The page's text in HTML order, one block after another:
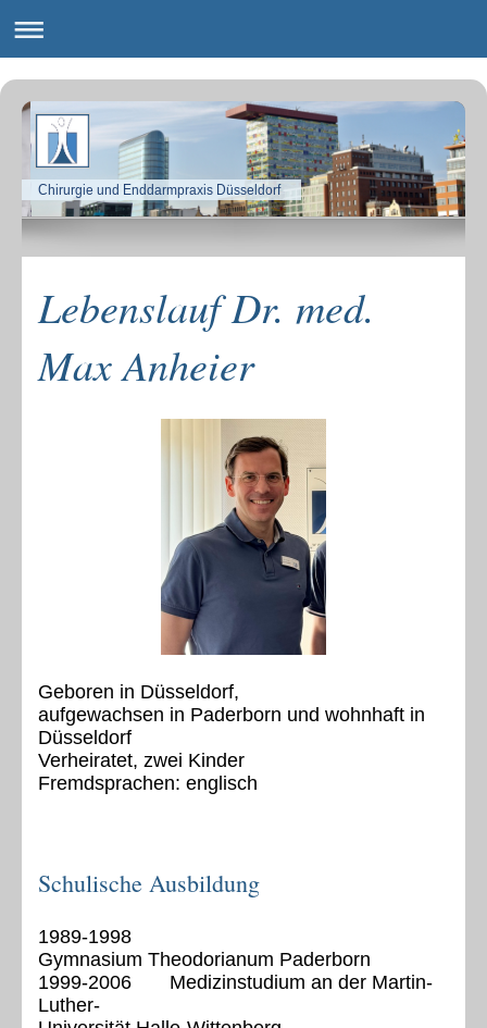
Chirurgie und Enddarmpraxis Düsseldorf
Lebenslauf Dr. med.
Max Anheier
Geboren in Düsseldorf,
aufgewachsen in Paderborn und wohnhaft in
Düsseldorf
Verheiratet, zwei Kinder
Fremdsprachen: englisch
Schulische Ausbildung
1989-1998
Gymnasium Theodorianum Paderborn
1999-2006
Medizinstudium an der Martin-
Luther-